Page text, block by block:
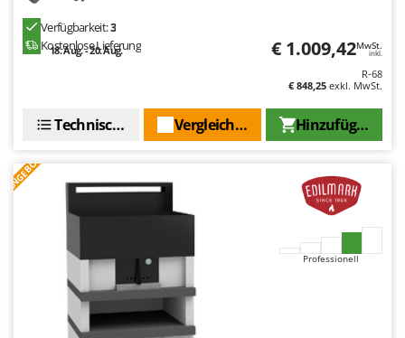
Verfügbarkeit:3
Kostenlose Lieferung
18. Aug. - 20. Aug. € 1.009,42MwSt.
inkl.
R-68
€ 848,25 exkl. MwSt.
Hinzufügen
Vergleichen Sie
Technische Daten
ANGEBOT
Professionell